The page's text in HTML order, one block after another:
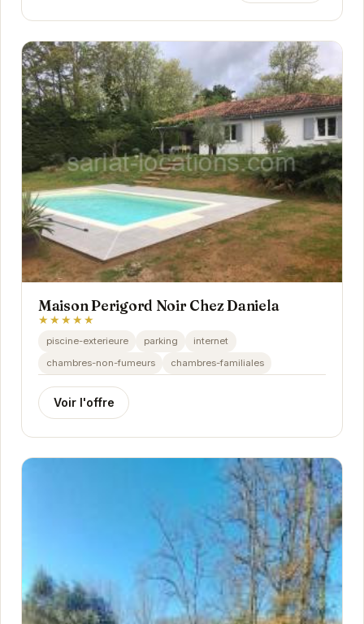
Maison Perigord Noir Chez Daniela
★★★★★
piscine-exterieure parking
internet
chambres-non-fumeurs
chambres-familiales
Voir l'offre